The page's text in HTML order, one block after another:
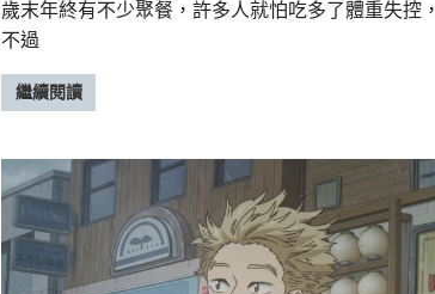
歲末年終有不少聚餐，許多人就怕吃多了體重失控，
不過
繼續閱讀